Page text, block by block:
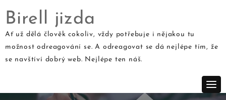
Birell jizda
Ať už dělá člověk cokoliv, vždy potřebuje i nějakou tu
možnost odreagování se. A odreagovat se dá nejlépe tím, že
se navštíví dobrý web. Nejlépe ten náš.